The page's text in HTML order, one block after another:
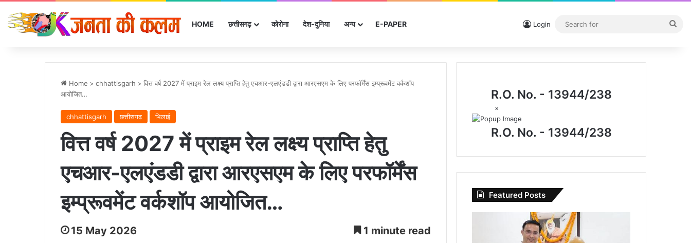
HOME छत्तीसगढ़ कोरोना देश-दुनिया अन्‍य E-PAPER Login
Home > chhattisgarh > वित्त वर्ष 2027 में प्राइम रेल लक्ष्य प्राप्ति हेतु एचआर-एलएंडडी द्वारा आरएसएम के लिए परफॉर्मेंस इम्प्रूवमेंट वर्कशॉप
आयोजित…
chhattisgarh छत्तीसगढ़ भिलाई
वित्त वर्ष 2027 में प्राइम रेल लक्ष्य प्राप्ति हेतु
एचआर-एलएंडडी द्वारा आरएसएम के लिए परफॉर्मेंस
इम्प्रूवमेंट वर्कशॉप आयोजित…
15 May 2026 1 minute read
R.O. No. - 13944/238
×
R.O. No. - 13944/238
Featured Posts